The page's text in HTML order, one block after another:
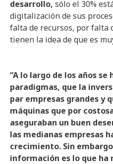
desarrollo, sólo el 30%
digitalización de sus
falta de recursos, por falta
tienen la idea de que es
“A lo largo de los años se
paradigmas, que la
par empresas grandes y
máquinas que por
aseguraban un buen
las medianas empresas
crecimiento. Sin
información es lo que ha